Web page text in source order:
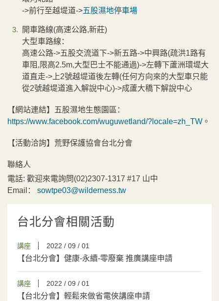
->前行至越堤道->五股濕地停車場
開車路線(高速公路,新莊)
大型車路線：
高速公路->五股交流道下->新五路->中興路(疏洪1路有
車阻,限高2.5m,大型巴士不能通過)->左轉下蘆洲環堤大
道直走->上2號越堤道後左轉(任何方向來的大型車只能
從2號越堤道進入解說中心)->成蘆大穚下解說中心
【網站連結】五股濕地生態園區：
https://www.facebook.com/wuguwetland/?locale=zh_TW 。
【活動洽詢】荒野保護協會台北分會
聯絡人
電話: 歡迎來電詢問(02)2307-1317 #17 山中
Email： sowtpe03@wilderness.tw
台北分會相關活動
講座 2022 / 09 / 01
【台北分會】健康-永續-零廢棄 推廣講座申請
講座 2022 / 09 / 01
【台北分會】輕鬆來做省電俠講座申請